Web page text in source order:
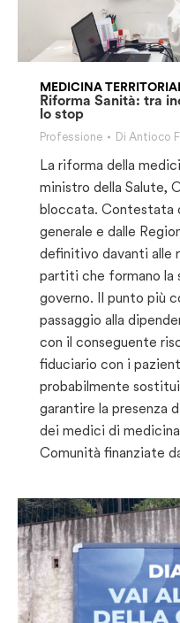
MEDICINA
Riforma Sanità: tra
lo stop
Professione Di Antioco
La riforma della
ministro della Salute,
bloccata. Contestata
generale e dalle
definitivo davanti alle
partiti che formano la
governo. Il punto più
passaggio alla
con il conseguente
fiduciario con i
probabilmente
garantire la presenza
dei medici di
Comunità finanziate